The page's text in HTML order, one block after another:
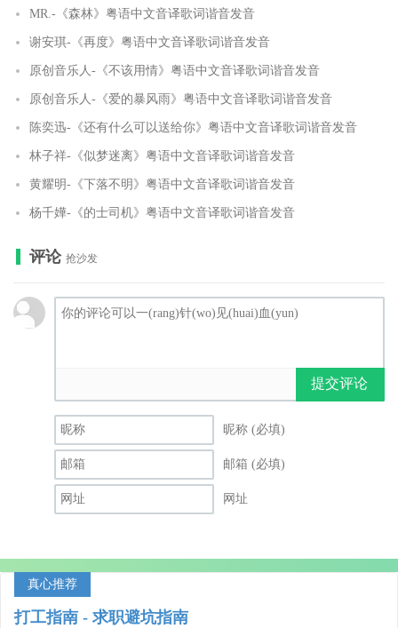
MR.-《森林》粤语中文音译歌词谐音发音
谢安琪-《再度》粤语中文音译歌词谐音发音
原创音乐人-《不该用情》粤语中文音译歌词谐音发音
原创音乐人-《爱的暴风雨》粤语中文音译歌词谐音发音
陈奕迅-《还有什么可以送给你》粤语中文音译歌词谐音发音
林子祥-《似梦迷离》粤语中文音译歌词谐音发音
黄耀明-《下落不明》粤语中文音译歌词谐音发音
杨千嬅-《的士司机》粤语中文音译歌词谐音发音
评论 抢沙发
提交评论
昵称 (必填)
邮箱 (必填)
网址
真心推荐
打工指南 - 求职避坑指南